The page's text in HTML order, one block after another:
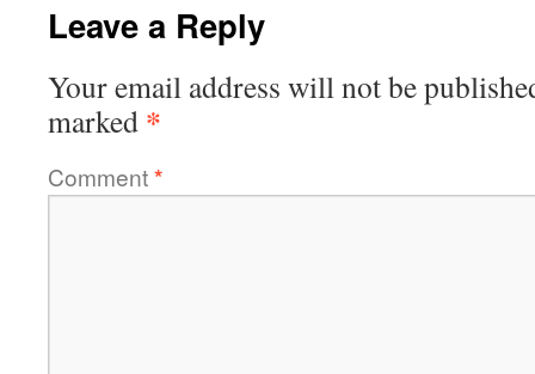
Leave a Reply
Your email address will not be
marked *
Comment*